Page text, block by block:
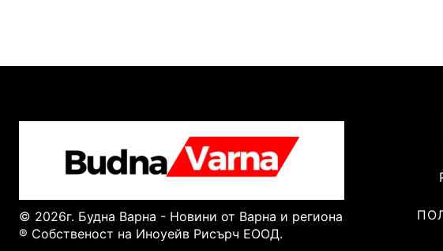
© 2026г. Будна Варна - Новини от Варна и региона
® Собственост на Иноуейв Рисърч ЕООД.